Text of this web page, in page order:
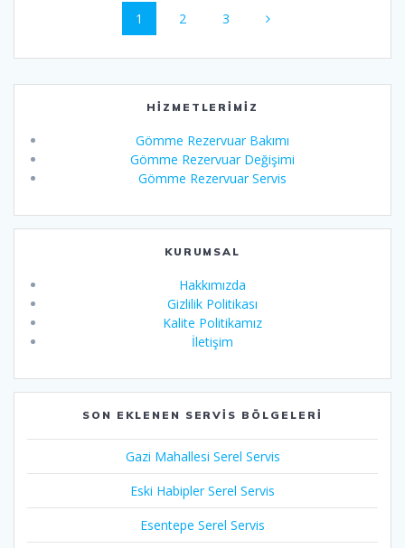
dolaşımıSayfa
1 Sayfa
2 Sayfa
3
HIZMETLERIMIZ
Gömme Rezervuar Bakımı
Gömme Rezervuar Değişimi
Gömme Rezervuar Servis
KURUMSAL
Hakkımızda
Gizlilik Politikası
Kalite Politikamız
İletişim
SON EKLENEN SERVIS BÖLGELERI
Gazi Mahallesi Serel Servis
Eski Habipler Serel Servis
Esentepe Serel Servis